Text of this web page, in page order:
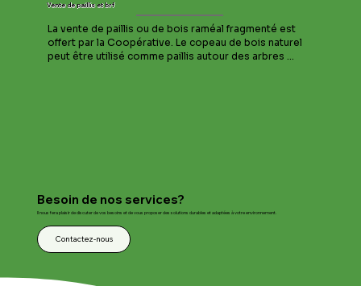
Vente de paillis et brf
La vente de paillis ou de bois raméal fragmenté est
offert par la Coopérative. Le copeau de bois naturel
peut être utilisé comme paillis autour des arbres
Besoin de nos services?
Il nous fera plaisir de discuter de vos besoins et de vous proposer des solutions durables et adaptées à votre environnement.
Contactez-nous